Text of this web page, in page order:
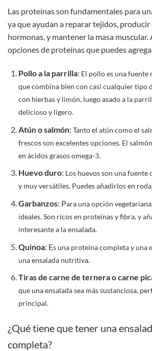
Las proteínas son fundamentales para
ya que ayudan a reparar tejidos, producir
hormonas, y mantener la masa
opciones de proteínas que puedes
Pollo a la parrilla: El pollo es una fuente
que combina bien con casi cualquier tipo
con hierbas y limón, luego asado a la
delicioso y ligero.
Atún o salmón: Tanto el atún como el
frescos son excelentes opciones. El
en ácidos grasos omega-3.
Huevo duro: Los huevos son una
y muy versátiles. Puedes añadirlos en
Garbanzos: Para una opción
ideales. Son ricos en proteínas y fibra, y
interesante a la ensalada.
Quinoa: Es una proteína completa y una
una ensalada nutritiva.
Tiras de carne de ternera o carne
que una ensalada sea más sustanciosa,
principal.
¿Qué tiene que tener una
completa?